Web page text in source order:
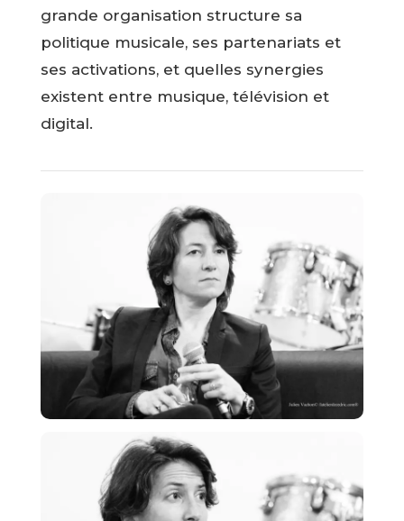
grande organisation structure sa
politique musicale, ses partenariats et
ses activations, et quelles synergies
existent entre musique, télévision et
digital.